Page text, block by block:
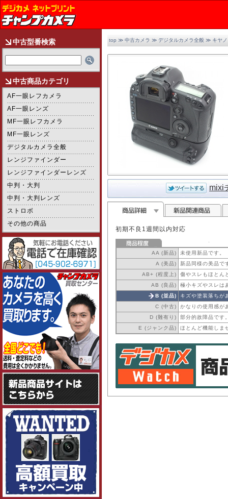
中古型番検索
中古商品カテゴリ
AF一眼レフカメラ
AF一眼レンズ
MF一眼レフカメラ
MF一眼レンズ
デジタルカメラ全般
レンジファインダー
レンジファインダーレンズ
中判・大判
中判・大判レンズ
ストロボ
その他の商品
top ≫ 中古カメラ ≫ デジタルカメラ全般 ≫ キヤ
2/3 mixi
初期不良1週間以内対応
AA (新品)
未使用新品です。
A (美品)
新品同様の美品で
AB+ (程度上)
傷やスレもほとん
AB (良品)
極小キズやスレは
B (並品)
キズや塗装落ちが
C (中古)
かなりの使用感が
D (難有り)
部分的故障品です
E (ジャンク品)
ほとんど機能しま